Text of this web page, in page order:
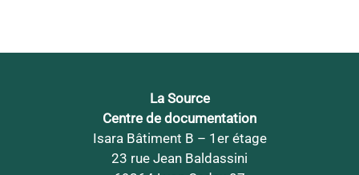
La Source
Centre de documentation
Isara Bâtiment B – 1er étage
23 rue Jean Baldassini